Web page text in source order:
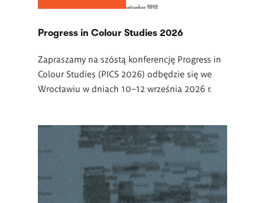
Progress in Colour Studies 2026
Zapraszamy na szóstą konferencję Progress in
Colour Studies (PICS 2026) odbędzie się we
Wrocławiu w dniach 10–12 września 2026 r.